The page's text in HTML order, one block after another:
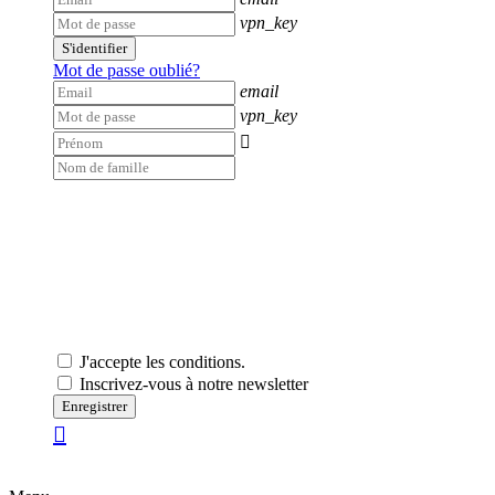
vpn_key
S'identifier
Mot de passe oublié?
email
vpn_key

J'accepte les conditions.
Inscrivez-vous à notre newsletter
Enregistrer